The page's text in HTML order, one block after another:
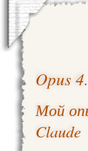
Opus 4.
Мой
Claude